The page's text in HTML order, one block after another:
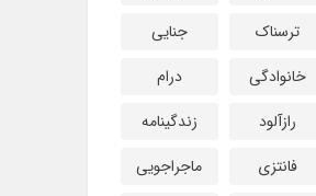
ترسناک
جنایی
خانوادگی
درام
رازآلود
زندگینامه
فانتزی
ماجراجویی